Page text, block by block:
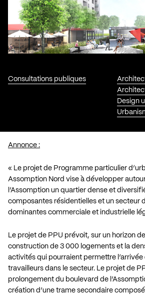
Consultations publiques
Design
Annonce :
« Le projet de Programme particulier
Assomption Nord vise à développer
l’Assomption un quartier dense et
composantes résidentielles et un secteur
dominantes commerciale et industrielle
Le projet de PPU prévoit, sur un horizon
construction de 3 000 logements et la
activités qui pourraient permettre l’arrivée
travailleurs dans le secteur. Le projet de
prolongement du boulevard de
création d’une trame secondaire